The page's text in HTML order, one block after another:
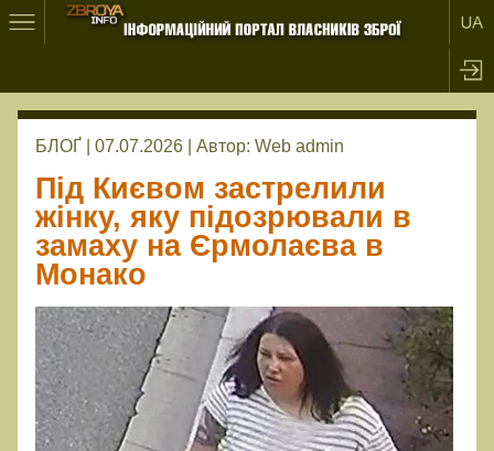
БЛОҐ | 07.07.2026 | Автор: Web admin
Під Києвом застрелили
жінку, яку підозрювали в
замаху на Єрмолаєва в
Монако